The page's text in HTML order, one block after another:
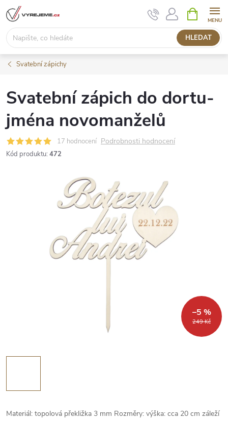
Přejít
na
obsah
HLEDAT
NÁKUPNÍ
KOŠÍK
Svatební zápichy
Svatební zápich do dortu-
jména novomanželů
17 hodnocení Podrobnosti hodnocení
Kód produktu: 472
249 Kč
–5 %
Materiál: topolová překližka 3 mm Rozměry: výška: cca 20 cm záleží